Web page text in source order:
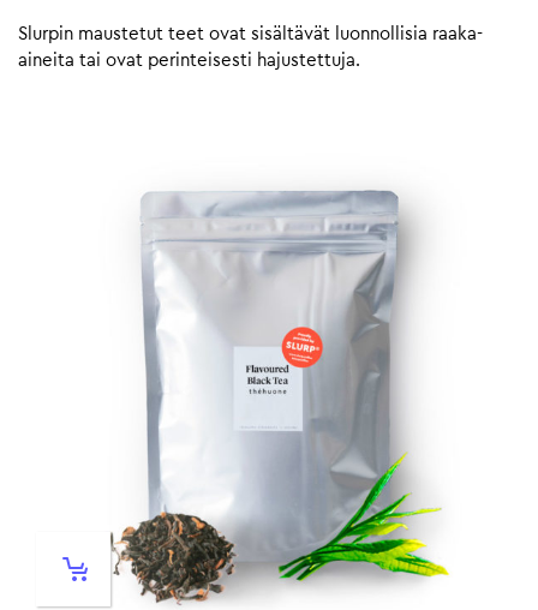
Slurpin maustetut teet ovat sisältävät luonnollisia raaka-
aineita tai ovat perinteisesti hajustettuja.